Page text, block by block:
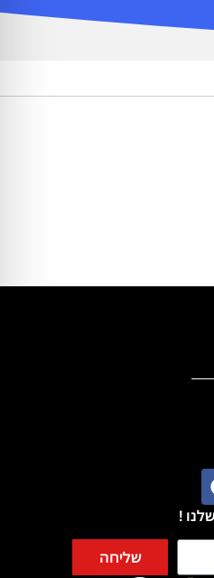
!
שליחה